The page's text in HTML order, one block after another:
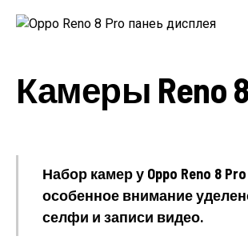
Камеры Reno
Набор камер у Oppo Reno 8
особенное внимание
селфи и записи видео.